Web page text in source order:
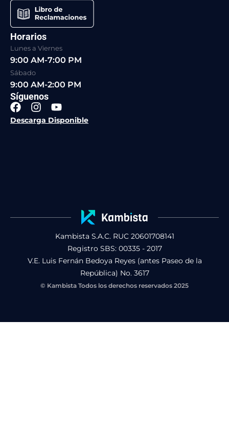
Horarios
Lunes a Viernes
9:00 AM-7:00 PM
Sábado
9:00 AM-2:00 PM
Síguenos
F
a
c
I
n
s
Y
o
u
Descarga Disponible
Kambista S.A.C. RUC 20601708141
Registro SBS: 00335 - 2017
V.E. Luis Fernán Bedoya Reyes (antes Paseo de la
República) No. 3617
© Kambista Todos los derechos reservados 2025